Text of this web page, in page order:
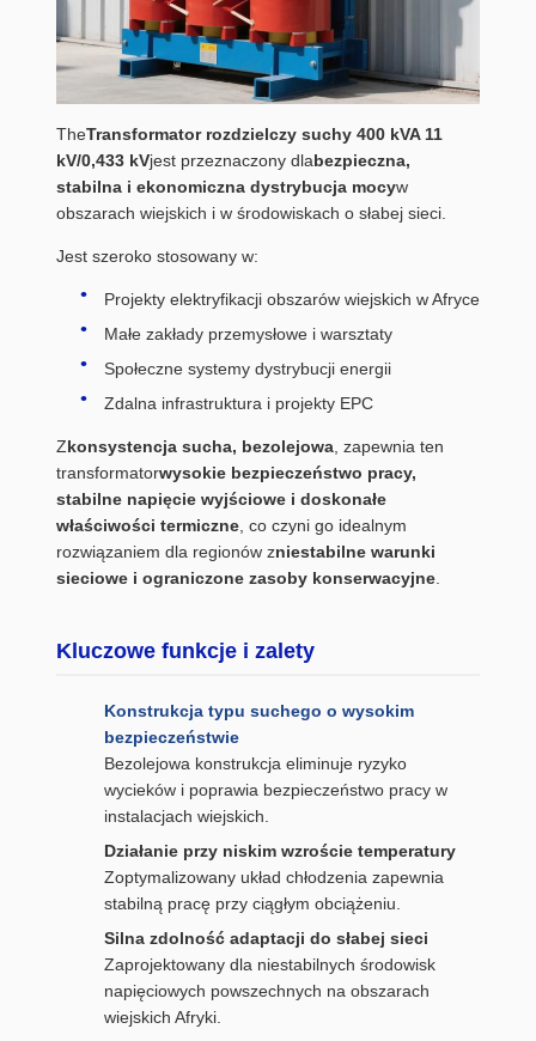
TheTransformator rozdzielczy suchy 400 kVA 11
kV/0,433 kVjest przeznaczony dlabezpieczna,
stabilna i ekonomiczna dystrybucja mocyw
obszarach wiejskich i w środowiskach o słabej sieci.
Jest szeroko stosowany w:
Projekty elektryfikacji obszarów wiejskich w Afryce
Małe zakłady przemysłowe i warsztaty
Społeczne systemy dystrybucji energii
Zdalna infrastruktura i projekty EPC
Zkonsystencja sucha, bezolejowa , zapewnia ten
transformatorwysokie bezpieczeństwo pracy,
stabilne napięcie wyjściowe i doskonałe
właściwości termiczne , co czyni go idealnym
rozwiązaniem dla regionów zniestabilne warunki
sieciowe i ograniczone zasoby konserwacyjne
Kluczowe funkcje i zalety
Konstrukcja typu suchego o wysokim
bezpieczeństwie
Bezolejowa konstrukcja eliminuje ryzyko
wycieków i poprawia bezpieczeństwo pracy w
instalacjach wiejskich.
Działanie przy niskim wzroście temperatury
Zoptymalizowany układ chłodzenia zapewnia
stabilną pracę przy ciągłym obciążeniu.
Silna zdolność adaptacji do słabej sieci
Zaprojektowany dla niestabilnych środowisk
napięciowych powszechnych na obszarach
wiejskich Afryki.